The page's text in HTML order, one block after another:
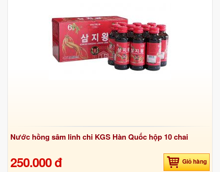
Nước hồng sâm linh chi KGS Hàn Quốc hộp 10 chai
250.000 đ Giỏ hàng